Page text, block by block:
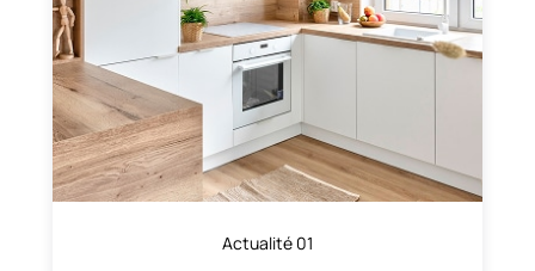
Actualité 01